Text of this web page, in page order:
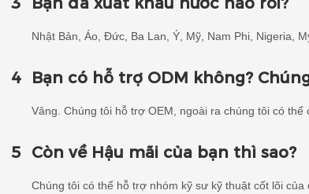
Nhật Bản, Áo, Đức, Ba Lan, Ý, Mỹ, Nam Phi, Nigeria,
4 Bạn có hỗ trợ ODM không?
Vâng. Chúng tôi hỗ trợ OEM, ngoài ra chúng tôi có thể
5 Còn về Hậu mãi của bạn thì sao?
Chúng tôi có thể hỗ trợ nhóm kỹ sư kỹ thuật cốt lõi